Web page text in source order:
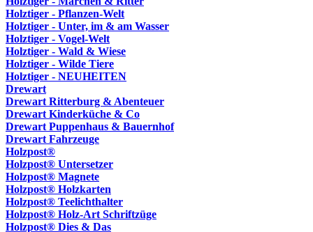
Holztiger - Pflanzen-Welt
Holztiger - Unter, im & am Wasser
Holztiger - Vogel-Welt
Holztiger - Wald & Wiese
Holztiger - Wilde Tiere
Holztiger - NEUHEITEN
Drewart
Drewart Ritterburg & Abenteuer
Drewart Kinderküche & Co
Drewart Puppenhaus & Bauernhof
Drewart Fahrzeuge
Holzpost®
Holzpost® Untersetzer
Holzpost® Magnete
Holzpost® Holzkarten
Holzpost® Teelichthalter
Holzpost® Holz-Art Schriftzüge
Holzpost® Dies & Das